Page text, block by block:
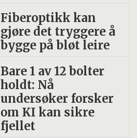
Fiberoptikk kan
gjøre det tryggere å
bygge på bløt leire
Bare 1 av 12 bolter
holdt: Nå
undersøker forsker
om KI kan sikre
fjellet